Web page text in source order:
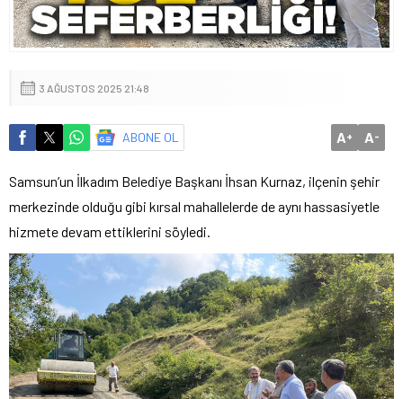
3 AĞUSTOS 2025 21:48
ABONE OL A+ A-
Samsun’un İlkadım Belediye Başkanı İhsan Kurnaz, ilçenin şehir
merkezinde olduğu gibi kırsal mahallelerde de aynı hassasiyetle
hizmete devam ettiklerini söyledi.